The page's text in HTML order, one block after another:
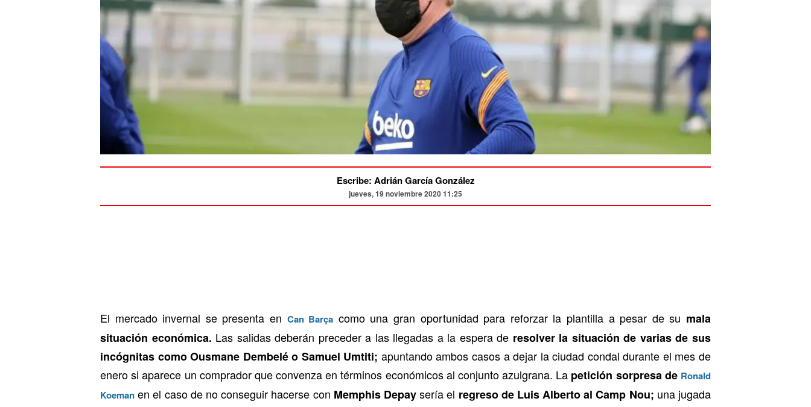
Escribe: Adrián García González
jueves, 19 noviembre 2020 11:25
El mercado invernal se presenta en Can Barça como una gran oportunidad para reforzar la plantilla a pesar de su mala
situación económica. Las salidas deberán preceder a las llegadas a la espera de resolver la situación de varias de sus
incógnitas como Ousmane Dembelé o Samuel Umtiti; apuntando ambos casos a dejar la ciudad condal durante el mes de
enero si aparece un comprador que convenza en términos económicos al conjunto azulgrana. La petición sorpresa de Ronald
Koeman en el caso de no conseguir hacerse con Memphis Depaysería el regreso de Luis Alberto al Camp Nou; una jugada